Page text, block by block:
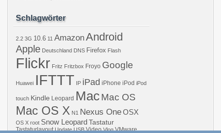
Schlagwörter
2.2 3G 10.6 11 AmazonAndroid
Apple Deutschland DNS Firefox Flash
Flickr Fritz Fritzbox Froyo Google
Huawei IFTTT IP iPad iPhone iPod iPod
touch Kindle Leopard MacMac OS
Mac OS X N1 Nexus OneOSX
OS X root Snow LeopardTastatur
Tastaturlayout Update USB Video Vlog VMware